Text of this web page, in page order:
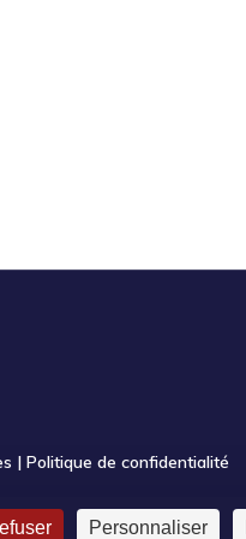
| Politique de confidentialité
Personnaliser